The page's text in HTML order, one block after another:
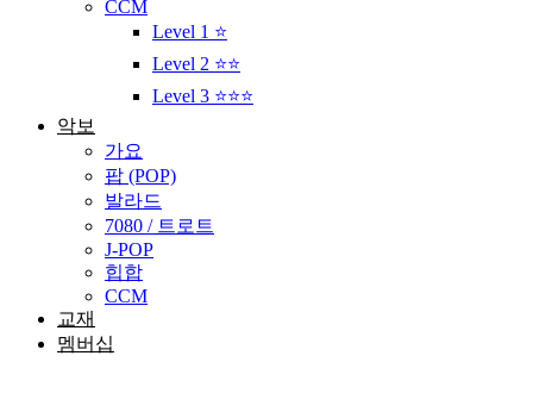
CCM
Level 1 ⭐
Level 2 ⭐⭐
Level 3 ⭐⭐⭐
악보
가요
팝 (POP)
발라드
7080 / 트로트
J-POP
힙합
CCM
교재
멤버십